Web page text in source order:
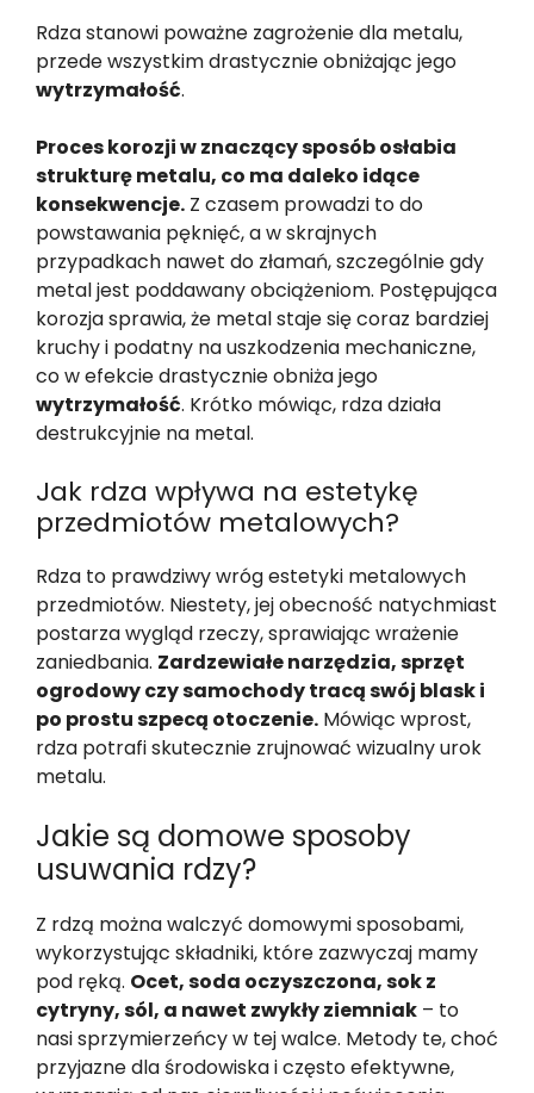
Rdza stanowi poważne zagrożenie dla metalu,
przede wszystkim drastycznie obniżając jego
wytrzymałość.
Proces korozji w znaczący sposób osłabia
strukturę metalu, co ma daleko idące
konsekwencje. Z czasem prowadzi to do
powstawania pęknięć, a w skrajnych
przypadkach nawet do złamań, szczególnie gdy
metal jest poddawany obciążeniom. Postępująca
korozja sprawia, że metal staje się coraz bardziej
kruchy i podatny na uszkodzenia mechaniczne,
co w efekcie drastycznie obniża jego
wytrzymałość. Krótko mówiąc, rdza działa
destrukcyjnie na metal.
Jak rdza wpływa na estetykę
przedmiotów metalowych?
Rdza to prawdziwy wróg estetyki metalowych
przedmiotów. Niestety, jej obecność natychmiast
postarza wygląd rzeczy, sprawiając wrażenie
zaniedbania. Zardzewiałe narzędzia, sprzęt
ogrodowy czy samochody tracą swój blask i
po prostu szpecą otoczenie. Mówiąc wprost,
rdza potrafi skutecznie zrujnować wizualny urok
metalu.
Jakie są domowe sposoby
usuwania rdzy?
Z rdzą można walczyć domowymi sposobami,
wykorzystując składniki, które zazwyczaj mamy
pod ręką. Ocet, soda oczyszczona, sok z
cytryny, sól, a nawet zwykły ziemniak – to
nasi sprzymierzeńcy w tej walce. Metody te, choć
przyjazne dla środowiska i często efektywne,